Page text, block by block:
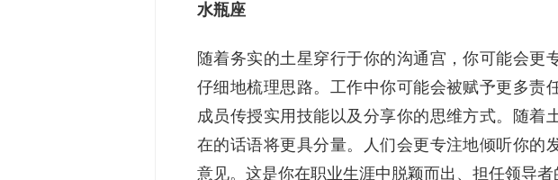
水瓶座
随着务实的土星穿行于你的沟通宫，你可能会更
仔细地梳理思路。工作中你可能会被赋予更多责
成员传授实用技能以及分享你的思维方式。随着
在的话语将更具分量。人们会更专注地倾听你的
意见。这是你在职业生涯中脱颖而出、担任领导者